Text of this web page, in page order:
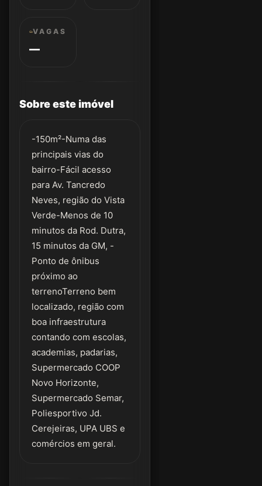
VAGAS
—
Sobre este imóvel
-150m²-Numa das
principais vias do
bairro-Fácil acesso
para Av. Tancredo
Neves, região do Vista
Verde-Menos de 10
minutos da Rod. Dutra,
15 minutos da GM, -
Ponto de ônibus
próximo ao
terrenoTerreno bem
localizado, região com
boa infraestrutura
contando com escolas,
academias, padarias,
Supermercado COOP
Novo Horizonte,
Supermercado Semar,
Poliesportivo Jd.
Cerejeiras, UPA UBS e
comércios em geral.